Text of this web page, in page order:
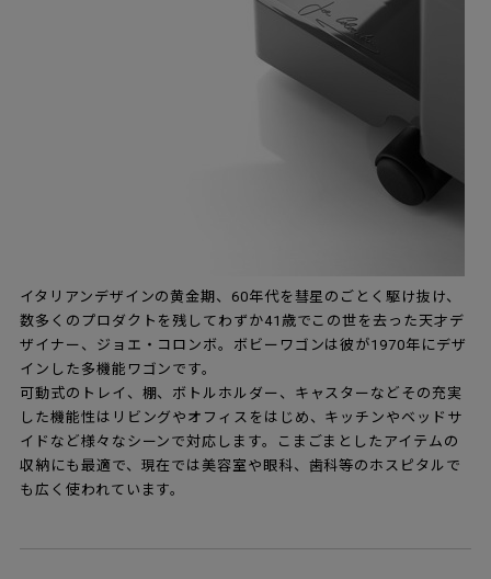
イタリアンデザインの黄金期、60年代を彗星のごとく駆け抜け、
数多くのプロダクトを残してわずか41歳でこの世を去った天才デ
ザイナー、ジョエ・コロンボ。ボビーワゴンは彼が1970年にデザ
インした多機能ワゴンです。
可動式のトレイ、棚、ボトルホルダー、キャスターなどその充実
した機能性はリビングやオフィスをはじめ、キッチンやベッドサ
イドなど様々なシーンで対応します。こまごまとしたアイテムの
収納にも最適で、現在では美容室や眼科、歯科等のホスピタルで
も広く使われています。